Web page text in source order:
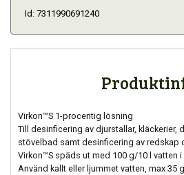
Id: 7311990691240
Virkon™S 1-procentig lösning
Till desinficering av djurstallar, kläckerier,
stövelbad samt desinficering av redskap
Virkon™S späds ut med 100 g/10 l vatten i
Använd kallt eller ljummet vatten, max 35